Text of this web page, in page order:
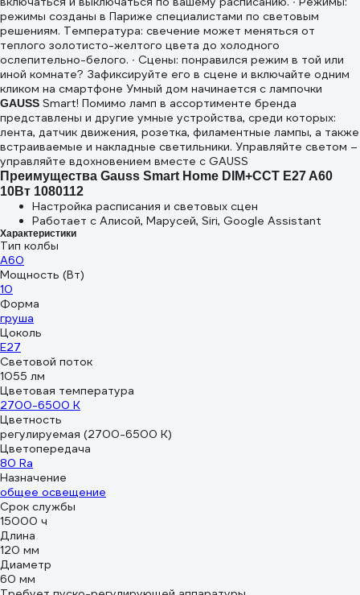
режимы созданы в Париже специалистами по световым
решениям. Температура: свечение может меняться от
теплого золотисто-желтого цвета до холодного
ослепительно-белого. ∙ Сцены: понравился режим в той или
иной комнате? Зафиксируйте его в сцене и включайте одним
кликом на смартфоне Умный дом начинается с лампочки
GAUSS Smart! Помимо ламп в ассортименте бренда
представлены и другие умные устройства, среди которых:
лента, датчик движения, розетка, филаментные лампы, а также
встраиваемые и накладные светильники. Управляйте светом –
управляйте вдохновением вместе с GAUSS
Преимущества Gauss Smart Home DIM+CCT E27 A60
10Вт 1080112
Настройка расписания и световых сцен
Работает с Алисой, Марусей, Siri, Google Assistant
Характеристики
Тип колбы
A60
Мощность (Вт)
10
Форма
груша
Цоколь
E27
Световой поток
1055 лм
Цветовая температура
2700-6500 К
Цветность
регулируемая (2700-6500 K)
Цветопередача
80 Ra
Назначение
общее освещение
Срок службы
15000 ч
Длина
120 мм
Диаметр
60 мм